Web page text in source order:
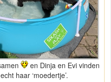
en Dinja en Evi vinden
haar ‘moedertje’.